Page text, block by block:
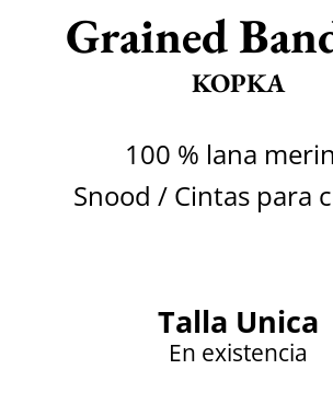
Grained
KOPKA
100 % lana
Snood / Cintas para
Talla Unica
En existencia